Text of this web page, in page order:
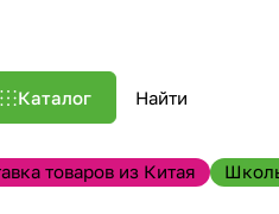
Каталог
товаров из Китая